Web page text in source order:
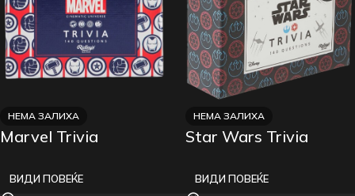
НЕМА ЗАЛИХА
Marvel Trivia
ВИДИ ПОВЕЌЕ
НЕМА ЗАЛИХА
Star Wars Trivia
ВИДИ ПОВЕЌЕ